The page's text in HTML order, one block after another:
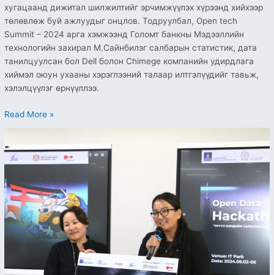
хугацаанд дижитал шилжилтийг эрчимжүүлэх хүрээнд хийхээр
төлөвлөж буй ажлуудыг онцлов. Тодруулбал, Open tech
Summit – 2024 арга хэмжээнд Голомт банкны Мэдээллийн
технологийн захирал М.Сайнбилэг салбарын статистик, дата
танилцуулсан бол Dell болон Chimege компанийн удирдлага
хиймэл оюун ухааны хэрэглээний талаар илтгэлүүдийг тавьж,
хэлэлцүүлэг өрнүүллээ.
Read More »
тэмцээн
шилдгүүдээ